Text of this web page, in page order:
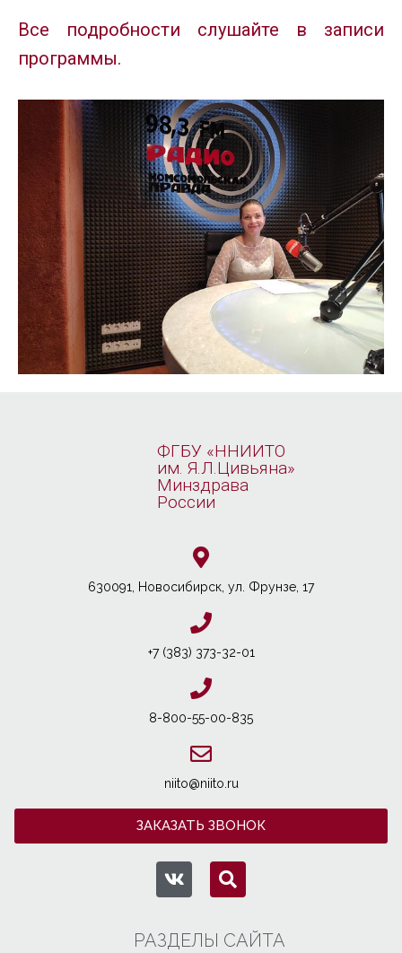
Все подробности слушайте в записи
программы.
ФГБУ «ННИИТО
им. Я.Л.Цивьяна»
Минздрава
России
630091, Новосибирcк, ул. Фрунзе, 17
+7 (383) 373-32-01
8-800-55-00-835
niito@niito.ru
ЗАКАЗАТЬ ЗВОНОК
РАЗДЕЛЫ САЙТА